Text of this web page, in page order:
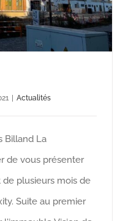
Actualités
Billand La
de vous présenter
plusieurs mois de
Suite au premier